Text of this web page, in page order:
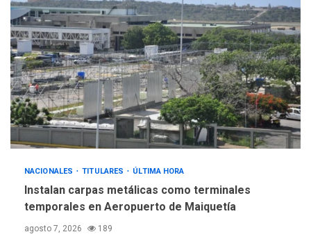
4
ÚLTIMA HORA
Gobierno y AN2015 en
nueva mesa de diálogo
INTERNACIONALES ÚLTIMA HORA
Hiroshima 81 años de la
debacle atómica. Japón
debate principios no
nucleares
NACIONALES TITULARES ÚLTIMA HORA
Instalan carpas metálicas como terminales
temporales en Aeropuerto de Maiquetía
agosto 7, 2026 189